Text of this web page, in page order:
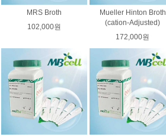
MRS Broth
102,000원
Mueller Hinton Broth
(cation-Adjusted)
172,000원